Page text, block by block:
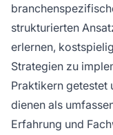
strukturierten
erlernen,
Strategien zu
Praktikern getestet
dienen als
Erfahrung und